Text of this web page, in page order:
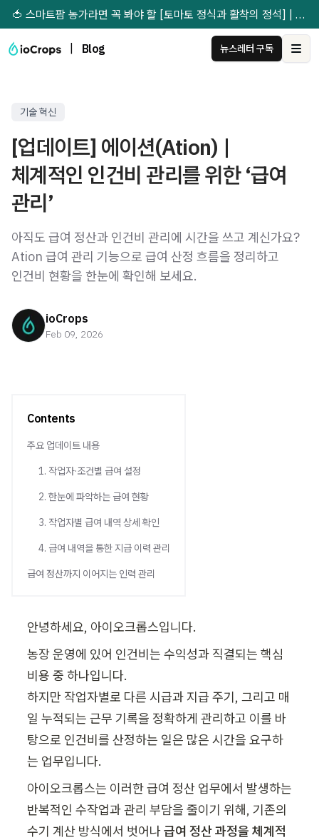
🍅 스마트팜 농가라면 꼭 봐야 할 [토마토 정식과 활착의 정석] | 무료 다운받기 →
Blog 뉴스레터 구독
기술 혁신
[업데이트] 에이션(Ation) |
체계적인 인건비 관리를 위한 ‘급여
관리’
아직도 급여 정산과 인건비 관리에 시간을 쓰고 계신가요?
Ation 급여 관리 기능으로 급여 산정 흐름을 정리하고
인건비 현황을 한눈에 확인해 보세요.
ioCrops
Feb 09, 2026
Contents
주요 업데이트 내용
1. 작업자·조건별 급여 설정
2. 한눈에 파악하는 급여 현황
3. 작업자별 급여 내역 상세 확인
4. 급여 내역을 통한 지급 이력 관리
급여 정산까지 이어지는 인력 관리
안녕하세요, 아이오크롭스입니다.
농장 운영에 있어 인건비는 수익성과 직결되는 핵심
비용 중 하나입니다.
하지만 작업자별로 다른 시급과 지급 주기, 그리고 매
일 누적되는 근무 기록을 정확하게 관리하고 이를 바
탕으로 인건비를 산정하는 일은 많은 시간을 요구하
는 업무입니다.
아이오크롭스는 이러한 급여 정산 업무에서 발생하는
반복적인 수작업과 관리 부담을 줄이기 위해, 기존의
수기 계산 방식에서 벗어나 급여 정산 과정을 체계적